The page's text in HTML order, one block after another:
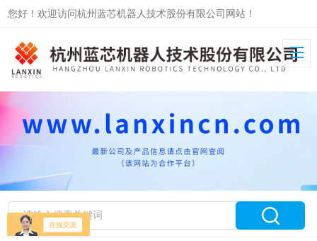
您好！欢迎访问杭州蓝芯机器人技术股份有限公司网站！